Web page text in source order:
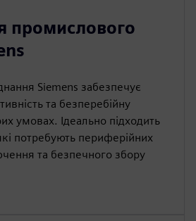
промислового
Siemens забезпечує
та безперебійну
умовах. Ідеально підходить
потребують периферійних
та безпечного збору